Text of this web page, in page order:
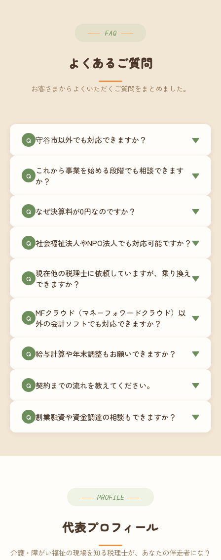
FAQ
よくあるご質問
お客さまからよくいただくご質問をまとめました。
Q 守谷市以外でも対応できますか？ ▼
やチャットツールを使ったオンラインでのやり取
りが中心ですので、地域を問わずサポート可能で
業者さまにご利用いただいています。
Q
これから事業を始める段階でも相談できます
か？
▼
180,000円〜）をご用意しています。事業計画の段
談にも対応しています。
Q なぜ決算料が0円なのですか？ ▼
次で進めています。そのため、決算時に追加の作
リプション型の料金体系を実現しています。年間
コストが事前にわかるので、資金繰りの見通しも
Q 社会福祉法人やNPO法人でも対応可能ですか？▼
は営利法人とは会計基準や監査要件が異なるた
め、別途お見積りとなります。まずはお気軽にご
Q 現在他の税理士に依頼していますが、乗り換え
できますか？
▼
ます。前任の税理士事務所との連携や、過去の帳
簿データの移行もお手伝いします。決算期のタイ
での変更も対応可能です。
Q MFクラウド（マネーフォワードクラウド）以
外の会計ソフトでも対応できますか？
▼
供しています。これから会計ソフトを導入される
します。freee・弥生会計等をご利用中の場合は、
Q 給与計算や年末調整もお願いできますか？ ▼
怠集計あり／5名まで）は月額15,000円〜、年末調
す。人数が増える場合は別途お見積りします。
Q 契約までの流れを教えてください。 ▼
（30〜60分）でご事業内容・ご要望のヒアリング
→ ③お見積り・ご契約 → ④MFクラウドの初期設
談から契約まで費用は発生しませんので、お気軽
Q 創業融資や資金調達の相談もできますか？ ▼
PROFILE
代表プロフィール
介護・障がい福祉の現場を知る税理士が、あなたの伴走者になり